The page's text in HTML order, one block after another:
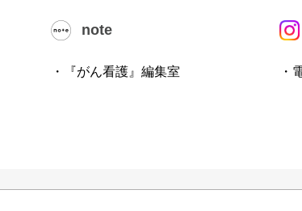
note
・『がん看護』編集室 ・